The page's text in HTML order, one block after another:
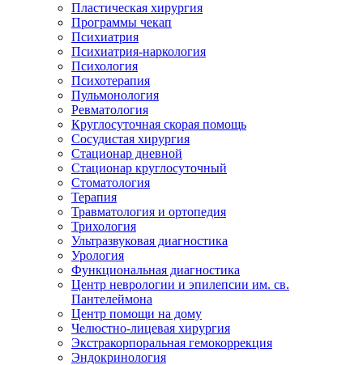
Пластическая хирургия
Программы чекап
Психиатрия
Психиатрия-наркология
Психология
Психотерапия
Пульмонология
Ревматология
Круглосуточная скорая помощь
Сосудистая хирургия
Стационар дневной
Стационар круглосуточный
Стоматология
Терапия
Травматология и ортопедия
Трихология
Ультразвуковая диагностика
Урология
Функциональная диагностика
Центр неврологии и эпилепсии им. св.
Пантелеймона
Центр помощи на дому
Челюстно-лицевая хирургия
Экстракорпоральная гемокоррекция
Эндокринология